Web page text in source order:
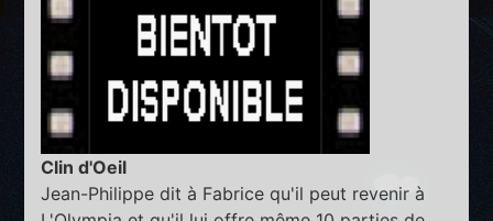
Clin d'Oeil
Jean-Philippe dit à Fabrice qu'il peut revenir à